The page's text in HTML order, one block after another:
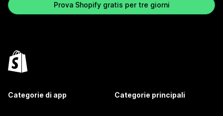
Prova Shopify gratis per tre giorni
Categorie di app Categorie principali